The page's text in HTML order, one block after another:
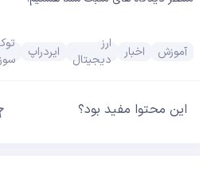
آموزش اخبار
ارز
دیجیتال
ایردراپ
توکن
سوزی
این محتوا مفید بود؟